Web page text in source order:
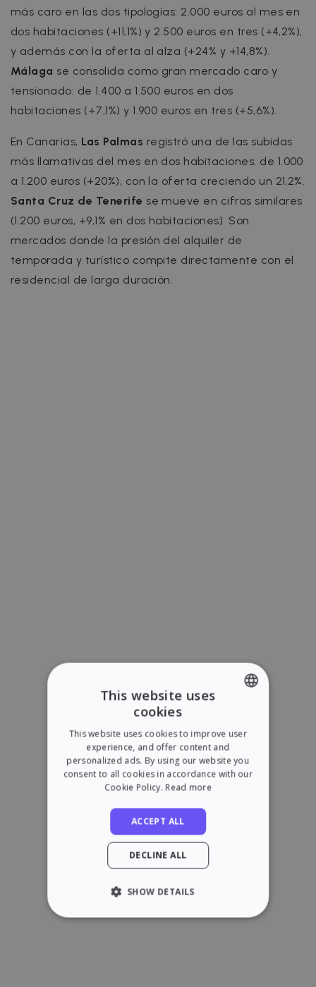
más caro en las dos tipologías: 2.000 euros al mes en
dos habitaciones (+11,1%) y 2.500 euros en tres (+4,2%),
y además con la oferta al alza (+24% y +14,8%).
Málaga se consolida como gran mercado caro y
tensionado: de 1.400 a 1.500 euros en dos
habitaciones (+7,1%) y 1.900 euros en tres (+5,6%).
En Canarias, Las Palmas registró una de las subidas
más llamativas del mes en dos habitaciones: de 1.000
a 1.200 euros (+20%), con la oferta creciendo un 21,2%.
Santa Cruz de Tenerife se mueve en cifras similares
(1.200 euros, +9,1% en dos habitaciones). Son
mercados donde la presión del alquiler de
temporada y turístico compite directamente con el
residencial de larga duración.
SPANISH
This website uses
cookies
This website uses cookies to improve user
experience, and offer content and
personalized ads. By using our website you
consent to all cookies in accordance with our
Cookie Policy. Read more
ACCEPT ALL
DECLINE ALL
SHOW DETAILS
STRICTLY NECESSARY